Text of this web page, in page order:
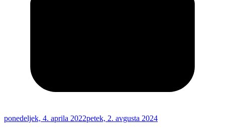
ponedeljek, 4. aprila 2022petek, 2. avgusta 2024